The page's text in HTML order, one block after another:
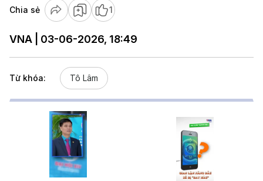
Chia sẻ 1
VNA | 03-06-2026, 18:49
Từ khóa: Tô Lâm